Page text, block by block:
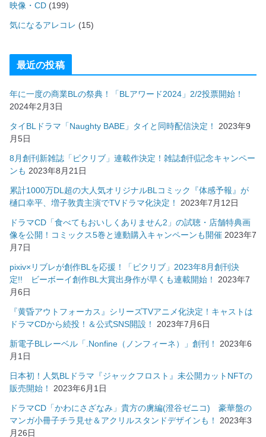
映像・CD (199)
気になるアレコレ (15)
最近の投稿
年に一度の商業BLの祭典！「BLアワード2024」2/2投票開始！
2024年2月3日
タイBLドラマ「Naughty BABE」タイと同時配信決定！
2023年9
月5日
8月創刊新雑誌「ピクリブ」連載作決定！雑誌創刊記念キャンペー
ンも 2023年8月21日
累計1000万DL超の大人気オリジナルBLコミック『体感予報』が
樋口幸平、増子敦貴主演でTVドラマ化決定！
2023年7月12日
ドラマCD「食べてもおいしくありません2」の試聴・店舗特典画
像を公開！コミックス5巻と連動購入キャンペーンも開催 2023年7
月7日
pixiv×リブレが創作BLを応援！「ピクリブ」2023年8月創刊決
定!! ビーボーイ創作BL大賞出身作が早くも連載開始！
2023年7
月6日
『黄昏アウトフォーカス』シリーズTVアニメ化決定！キャストは
ドラマCDから続投！＆公式SNS開設！
2023年7月6日
新電子BLレーベル「.Nonfine（ノンフィーネ）」創刊！
2023年6
月1日
日本初！人気BLドラマ『ジャックフロスト』未公開カットNFTの
販売開始！
2023年6月1日
ドラマCD「かわにさざなみ」貴方の虜編(澄谷ゼニコ) 豪華盤の
マンガ小冊子チラ見せ＆アクリルスタンドデザインも！
2023年3
月26日